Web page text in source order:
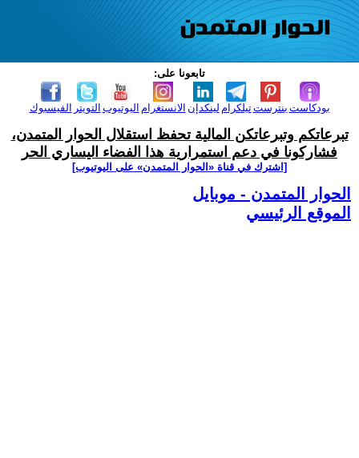
تابعونا على:
الفيسبوك التويتر اليوتيوب الانستغرام لينكدإن تيلكرامبنترست بودكاست
تبرعاتكم وتبرعاتكن المالية تحفظ استقلال الحوار المتمدن،
فشاركونا في دعم استمرارية هذا الفضاء اليساري الحر
[اشترك في قناة ‫«الحوار المتمدن» على اليوتيوب]
الحوار المتمدن - موبايل
الموقع الرئيسي